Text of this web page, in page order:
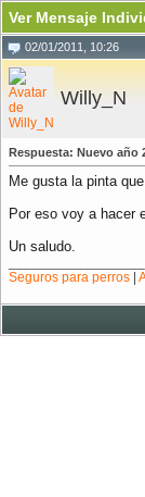
Ver Mensaje
02/01/2011, 10:26
Willy_N
Respuesta: Nuevo año
Me gusta la pinta
Por eso voy a hacer
Un saludo.
Seguros para perros